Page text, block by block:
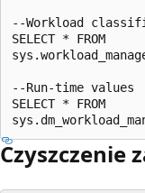
--Workload
SELECT * FROM
--Run-time values
SELECT * FROM
Czyszczenie